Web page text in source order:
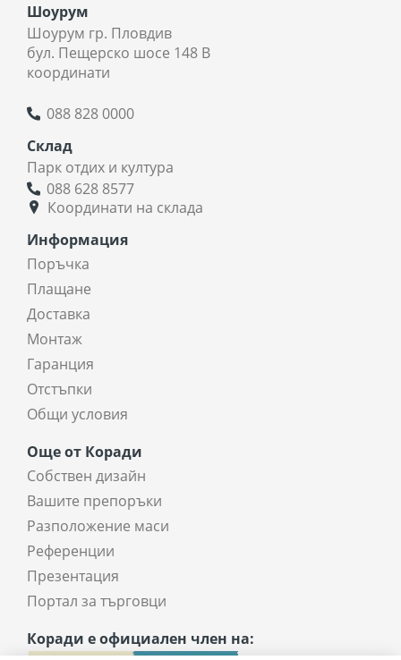
Шоурум
Шоурум гр. Пловдив
бул. Пещерско шосе 148 В
координати
088 828 0000
Склад
Парк отдих и култура
088 628 8577
Координати на склада
Информация
Поръчка
Плащане
Доставка
Монтаж
Гаранция
Отстъпки
Общи условия
Още от Коради
Собствен дизайн
Вашите препоръки
Разположение маси
Референции
Презентация
Портал за търговци
Коради е официален член на: